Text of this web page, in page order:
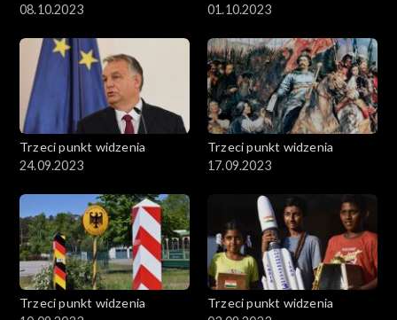
08.10.2023
01.10.2023
Trzeci punkt widzenia
24.09.2023
Trzeci punkt widzenia
17.09.2023
Trzeci punkt widzenia
Trzeci punkt widzenia